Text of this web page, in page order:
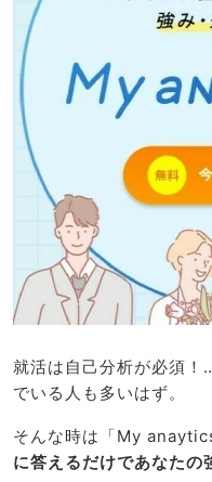
就活は自己分析が必須
でいる人も多いはず。
そんな時は「My
に答えるだけであなたの